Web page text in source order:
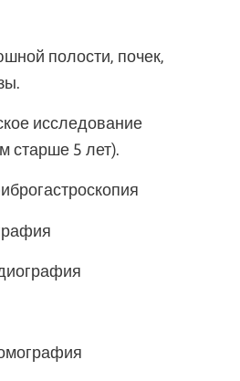
полости, почек,
исследование
старше 5 лет).